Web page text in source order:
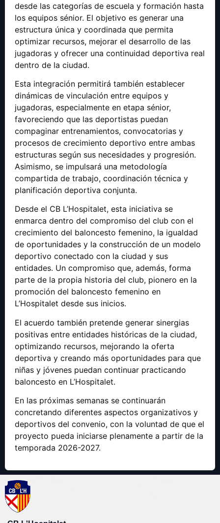
desde las categorías de escuela y formación hasta
los equipos sénior. El objetivo es generar una
estructura única y coordinada que permita
optimizar recursos, mejorar el desarrollo de las
jugadoras y ofrecer una continuidad deportiva real
dentro de la ciudad.
Esta integración permitirá también establecer
dinámicas de vinculación entre equipos y
jugadoras, especialmente en etapa sénior,
favoreciendo que las deportistas puedan
compaginar entrenamientos, convocatorias y
procesos de crecimiento deportivo entre ambas
estructuras según sus necesidades y progresión.
Asimismo, se impulsará una metodología
compartida de trabajo, coordinación técnica y
planificación deportiva conjunta.
Desde el CB L’Hospitalet, esta iniciativa se
enmarca dentro del compromiso del club con el
crecimiento del baloncesto femenino, la igualdad
de oportunidades y la construcción de un modelo
deportivo conectado con la ciudad y sus
entidades. Un compromiso que, además, forma
parte de la propia historia del club, pionero en la
promoción del baloncesto femenino en
L’Hospitalet desde sus inicios.
El acuerdo también pretende generar sinergias
positivas entre entidades históricas de la ciudad,
optimizando recursos, mejorando la oferta
deportiva y creando más oportunidades para que
niñas y jóvenes puedan continuar practicando
baloncesto en L’Hospitalet.
En las próximas semanas se continuarán
concretando diferentes aspectos organizativos y
deportivos del convenio, con la voluntad de que el
proyecto pueda iniciarse plenamente a partir de la
temporada 2026-2027.